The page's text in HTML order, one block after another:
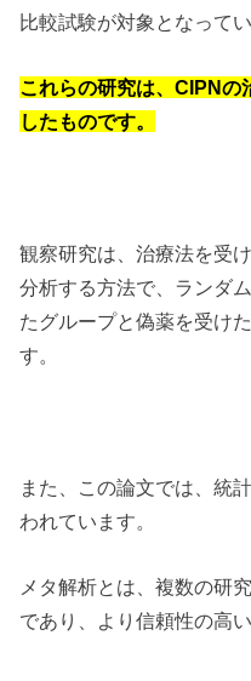
比較試験が対象となってい
これらの研究は、CIPNの
したものです。
観察研究は、治療法を受
分析する方法で、ランダ
たグループと偽薬を受け
す。
また、この論文では、統
われています。
メタ解析とは、複数の研
であり、より信頼性の高